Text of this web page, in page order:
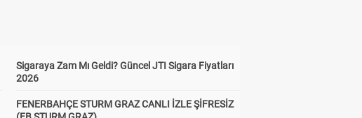
Sigaraya Zam Mı Geldi? Güncel JTI Sigara Fiyatları
2026
FENERBAHÇE STURM GRAZ CANLI İZLE ŞİFRESİZ